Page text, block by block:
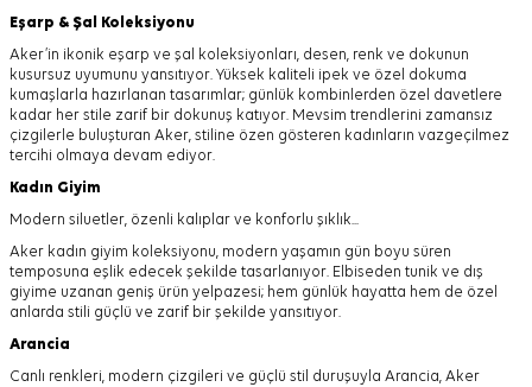
Eşarp & Şal Koleksiyonu
Aker’in ikonik eşarp ve şal koleksiyonları, desen, renk ve dokunun
kusursuz uyumunu yansıtıyor. Yüksek kaliteli ipek ve özel dokuma
kumaşlarla hazırlanan tasarımlar; günlük kombinlerden özel davetlere
kadar her stile zarif bir dokunuş katıyor. Mevsim trendlerini zamansız
çizgilerle buluşturan Aker, stiline özen gösteren kadınların vazgeçilmez
tercihi olmaya devam ediyor.
Kadın Giyim
Modern siluetler, özenli kalıplar ve konforlu şıklık...
Aker kadın giyim koleksiyonu, modern yaşamın gün boyu süren
temposuna eşlik edecek şekilde tasarlanıyor. Elbiseden tunik ve dış
giyime uzanan geniş ürün yelpazesi; hem günlük hayatta hem de özel
anlarda stili güçlü ve zarif bir şekilde yansıtıyor.
Arancia
Canlı renkleri, modern çizgileri ve güçlü stil duruşuyla Arancia, Aker